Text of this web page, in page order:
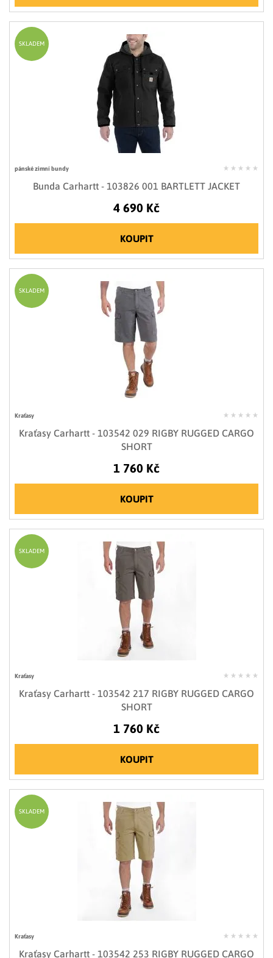
pánské zimní bundy
Bunda Carhartt - 103826 001 BARTLETT JACKET
4 690 Kč
KOUPIT
SKLADEM
Kraťasy
Kraťasy Carhartt - 103542 029 RIGBY RUGGED CARGO
SHORT
1 760 Kč
KOUPIT
SKLADEM
Kraťasy
Kraťasy Carhartt - 103542 217 RIGBY RUGGED CARGO
SHORT
1 760 Kč
KOUPIT
SKLADEM
Kraťasy
Kraťasy Carhartt - 103542 253 RIGBY RUGGED CARGO
SKLADEM